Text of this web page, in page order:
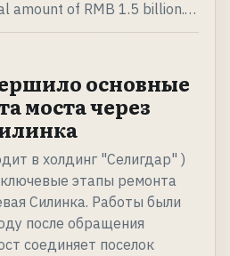
amount of RMB 1.5 billion.…
основные
моста через
в холдинг "Селигдар" )
этапы ремонта
Силинка. Работы были
после обращения
соединяет поселок